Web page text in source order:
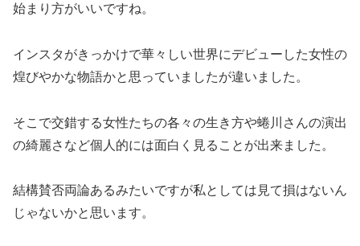
始まり方がいいですね。
インスタがきっかけで華々しい世界にデビューした女性の
煌びやかな物語かと思っていましたが違いました。
そこで交錯する女性たちの各々の生き方や蜷川さんの演出
の綺麗さなど個人的には面白く見ることが出来ました。
結構賛否両論あるみたいですが私としては見て損はないん
じゃないかと思います。